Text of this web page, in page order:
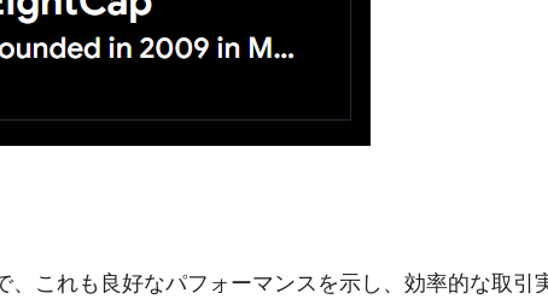
、これも良好なパフォーマンスを示し、効率的な取引